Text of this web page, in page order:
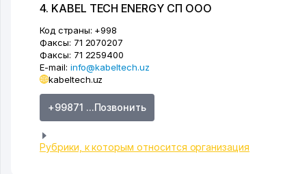
4. KABEL TECH ENERGY СП ООО
Код страны: +998
Факсы: 71 2070207
Факсы: 71 2259400
E-mail: info@kabeltech.uz
kabeltech.uz
+99871 ...Позвонить
Рубрики, к которым относится организация